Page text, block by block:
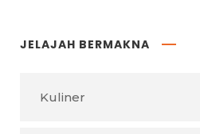
JELAJAH BERMAKNA
Kuliner